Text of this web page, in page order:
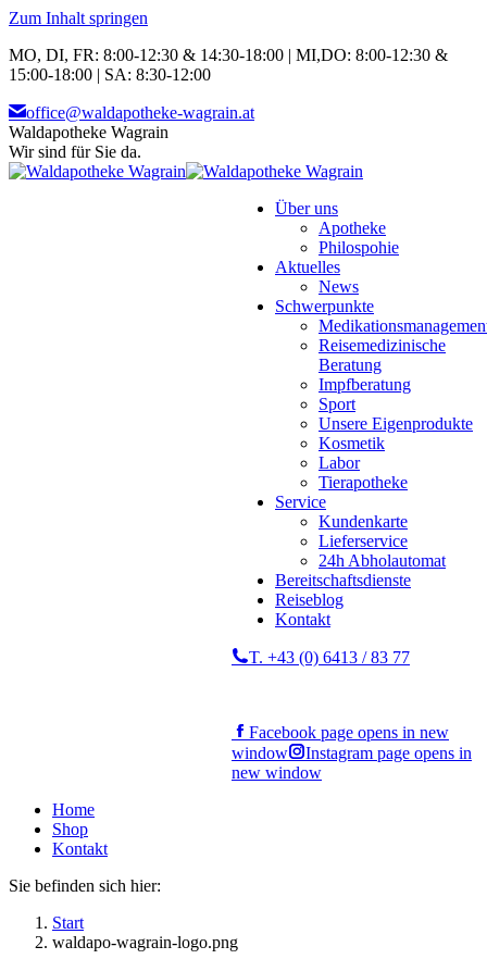
Zum Inhalt springen
MO, DI, FR: 8:00-12:30 & 14:30-18:00 | MI,DO: 8:00-12:30 &
15:00-18:00 | SA: 8:30-12:00
office@waldapotheke-wagrain.at
Waldapotheke Wagrain
Wir sind für Sie da.
Über uns
Apotheke
Philospohie
Aktuelles
News
Schwerpunkte
Reisemedizinische
Beratung
Impfberatung
Sport
Unsere Eigenprodukte
Kosmetik
Labor
Tierapotheke
Service
Kundenkarte
Lieferservice
24h Abholautomat
Bereitschaftsdienste
Reiseblog
Kontakt
T. +43 (0) 6413 / 83 77
Facebook page opens in new
window
Instagram page opens in
new window
Home
Shop
Kontakt
Sie befinden sich hier:
Start
waldapo-wagrain-logo.png